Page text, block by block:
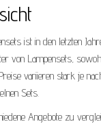
ist in den letzten
von Lampensets,
variieren stark je
Sets.
Angebote zu